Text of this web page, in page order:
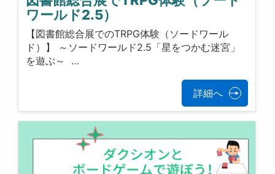
ワールド2.5）
【図書館総合展でのTRPG体験（ソードワール
ド）】 ～ソードワールド2.5「星をつかむ迷宮」
を遊ぶ～ …
詳細へ